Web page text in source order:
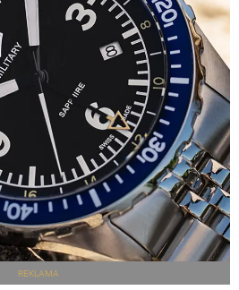
REKLAMA